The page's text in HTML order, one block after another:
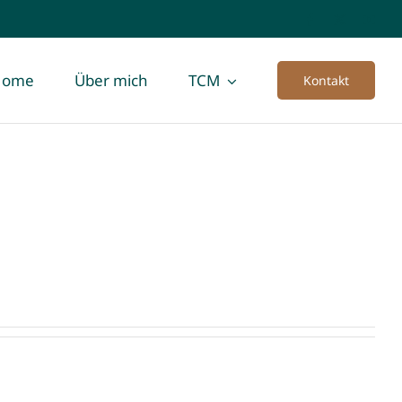
Über mich TCM Kontakt